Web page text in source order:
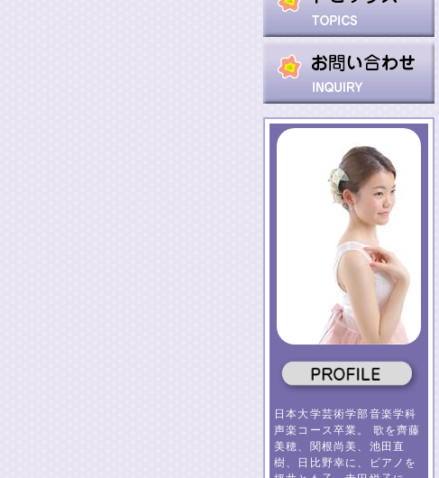
日本大学芸術学部音楽学科
声楽コース卒業。 歌を齊藤
美穂、関根尚美、池田直
樹、日比野幸に、ピアノを